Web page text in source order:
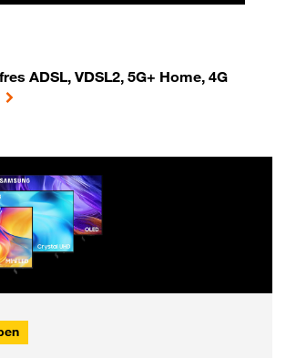
ADSL, VDSL2, 5G+ Home, 4G